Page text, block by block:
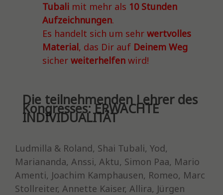
Tubali mit mehr als 10 Stunden
Aufzeichnungen.
Es handelt sich um sehr wertvolles
Material, das Dir auf Deinem Weg
sicher weiterhelfen wird!
Die teilnehmenden Lehrer des
Kongresses: ERWACHTE
INDIVIDUALITÄT
Ludmilla & Roland, Shai Tubali, Yod,
Mariananda, Anssi, Aktu, Simon Paa, Mario
Amenti, Joachim Kamphausen, Romeo, Marc
Stollreiter, Annette Kaiser, Allira, Jürgen